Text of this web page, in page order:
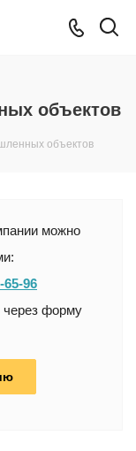
объектов
объектов
можно
65-96
форму